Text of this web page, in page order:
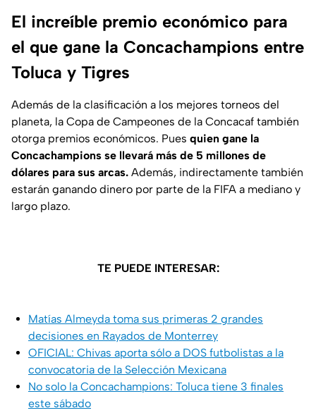
El increíble premio económico para
el que gane la Concachampions entre
Toluca y Tigres
Además de la clasificación a los mejores torneos del
planeta, la Copa de Campeones de la Concacaf también
otorga premios económicos. Pues quien gane la
Concachampions se llevará más de 5 millones de
dólares para sus arcas. Además, indirectamente también
estarán ganando dinero por parte de la FIFA a mediano y
largo plazo.
TE PUEDE INTERESAR:
Matías Almeyda toma sus primeras 2 grandes
decisiones en Rayados de Monterrey
OFICIAL: Chivas aporta sólo a DOS futbolistas a la
convocatoria de la Selección Mexicana
No solo la Concachampions: Toluca tiene 3 finales
este sábado